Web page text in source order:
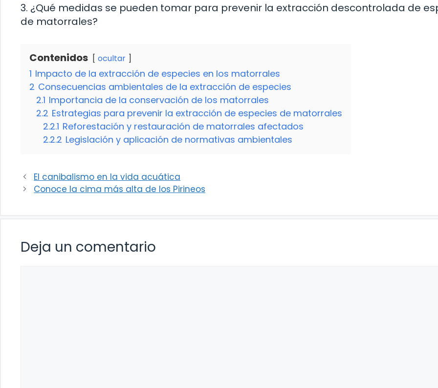
3. ¿Qué medidas se pueden tomar para prevenir la extracción descontrolada de
de matorrales?
Contenidos ocultar
1 Impacto de la extracción de especies en los matorrales
2 Consecuencias ambientales de la extracción de especies
2.1 Importancia de la conservación de los matorrales
2.2 Estrategias para prevenir la extracción de especies de matorrales
2.2.1 Reforestación y restauración de matorrales afectados
2.2.2 Legislación y aplicación de normativas ambientales
El canibalismo en la vida acuática
Conoce la cima más alta de los Pirineos
Deja un comentario